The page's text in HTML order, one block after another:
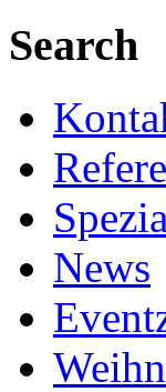
Search
News